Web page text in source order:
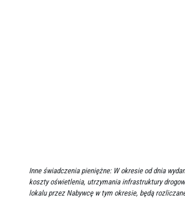
Inne świadczenia pieniężne: W okresie od dnia
koszty oświetlenia, utrzymania infrastruktury
lokalu przez Nabywcę w tym okresie, będą